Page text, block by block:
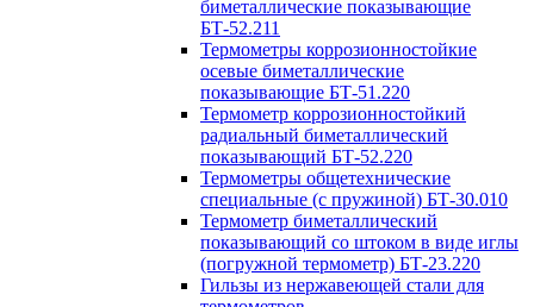
биметаллические показывающие
БТ-52.211
Термометры коррозионностойкие
осевые биметаллические
показывающие БТ-51.220
Термометр коррозионностойкий
радиальный биметаллический
показывающий БТ-52.220
Термометры общетехнические
специальные (с пружиной) БТ-30.010
Термометр биметаллический
показывающий со штоком в виде иглы
(погружной термометр) БТ-23.220
Гильзы из нержавеющей стали для